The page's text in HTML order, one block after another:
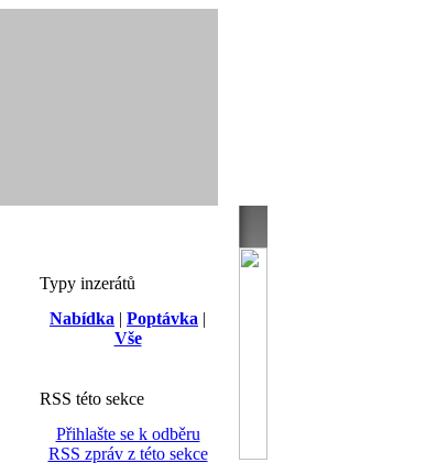
Typy inzerátů
Nabídka | Poptávka |
Vše
RSS této sekce
Přihlašte se k odběru
RSS zpráv z této sekce